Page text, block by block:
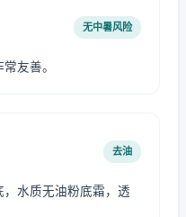
无中暑风险
友善。
去油
水质无油粉底霜，透